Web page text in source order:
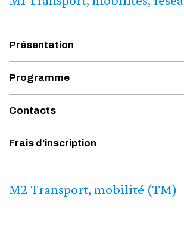
Présentation
Programme
Contacts
Frais d'inscription
M2 Transport, mobilité (TM)